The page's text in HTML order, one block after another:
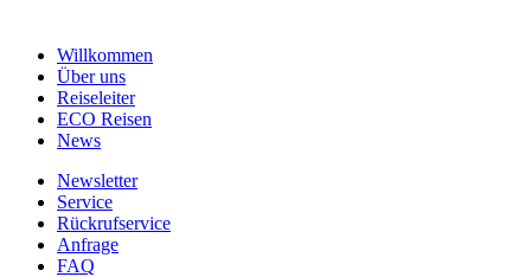
Willkommen
Über uns
Reiseleiter
ECO Reisen
News
Newsletter
Service
Rückrufservice
Anfrage
FAQ